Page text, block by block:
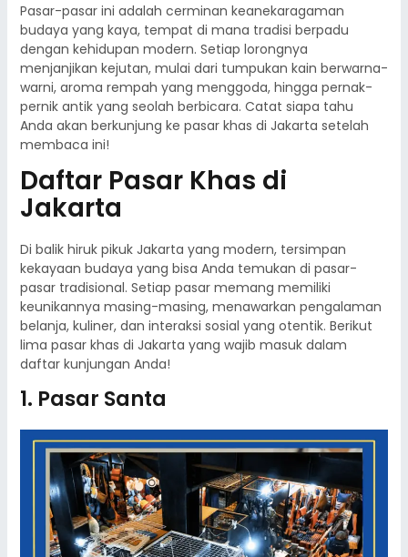
Pasar-pasar ini adalah cerminan keanekaragaman
budaya yang kaya, tempat di mana tradisi berpadu
dengan kehidupan modern. Setiap lorongnya
menjanjikan kejutan, mulai dari tumpukan kain berwarna-
warni, aroma rempah yang menggoda, hingga pernak-
pernik antik yang seolah berbicara. Catat siapa tahu
Anda akan berkunjung ke pasar khas di Jakarta setelah
membaca ini!
Daftar Pasar Khas di
Jakarta
Di balik hiruk pikuk Jakarta yang modern, tersimpan
kekayaan budaya yang bisa Anda temukan di pasar-
pasar tradisional. Setiap pasar memang memiliki
keunikannya masing-masing, menawarkan pengalaman
belanja, kuliner, dan interaksi sosial yang otentik. Berikut
lima pasar khas di Jakarta yang wajib masuk dalam
daftar kunjungan Anda!
1. Pasar Santa